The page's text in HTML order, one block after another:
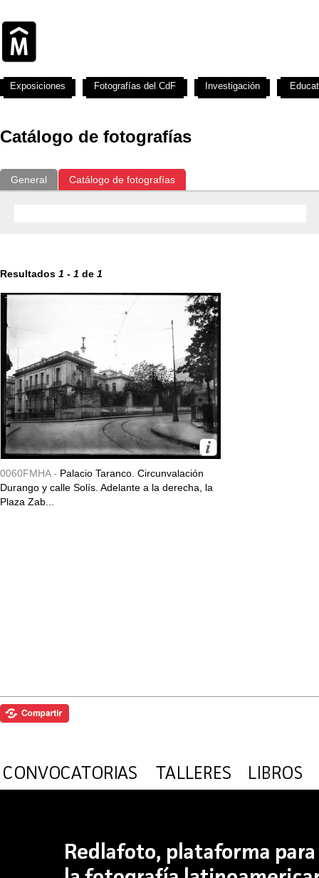
Catálogo de fotografías
General Catálogo de fotografías
Resultados 1 - 1 de 1
0060FMHA - Palacio Taranco. Circunvalación
Durango y calle Solís. Adelante a la derecha, la
Plaza Zab...
Exposiciones Fotografías del CdF Investigación